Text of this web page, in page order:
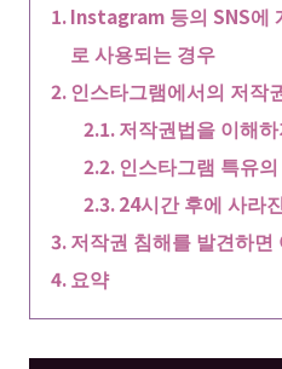
Instagram 등의 SNS에
로 사용되는 경우
인스타그램에서의 저작
저작권법을 이해
인스타그램 특유
24시간 후에 사라
저작권 침해를 발견하면
요약